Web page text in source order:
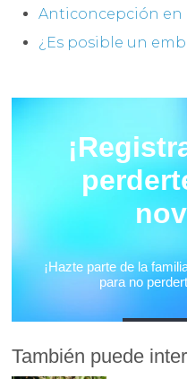
Anticoncepción en
¿Es posible un
También puede